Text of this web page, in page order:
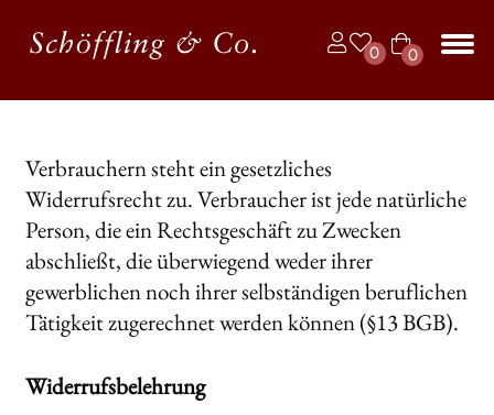
0
0
ike
Zur
Navigation
Zum
Inhalt
BÜCHER
KALENDER
AUTOR*INNEN
LESUNGEN
Verbrauchern steht ein gesetzliches
Widerrufsrecht zu. Verbraucher ist jede natürliche
Person, die ein Rechtsgeschäft zu Zwecken
abschließt, die überwiegend weder ihrer
gewerblichen noch ihrer selbständigen beruflichen
Tätigkeit zugerechnet werden können (§13 BGB).
Widerrufsbelehrung